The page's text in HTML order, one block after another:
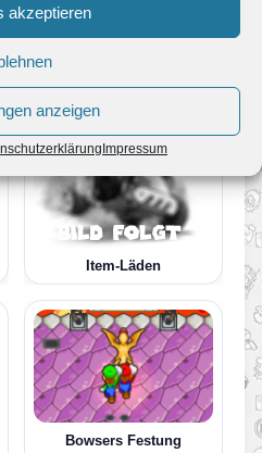
akzeptieren
anzeigen
Impressum
Item-Läden
Bowsers Festung